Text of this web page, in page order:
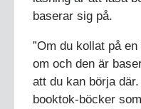
baserar sig på.
”Om du kollat på
om och den är
att du kan börja
booktok-böcker